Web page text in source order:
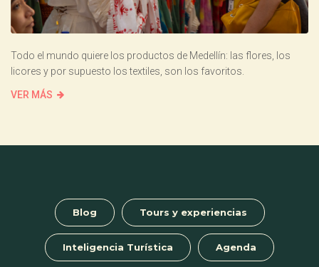
Todo el mundo quiere los productos de Medellín: las flores, los
licores y por supuesto los textiles, son los favoritos.
VER MÁS
Blog Tours y experiencias
Inteligencia Turística Agenda